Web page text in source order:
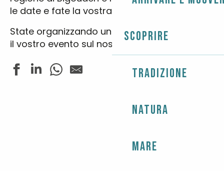
Scoprire
Tradizione
Natura
Mare
le date e fate la vostra scelta!
State organizzando un
evento? Pubblicizzate
il vostro evento sul nostro sito cliccando qui.
Concert harpes en chapelle - Trio S.A.M